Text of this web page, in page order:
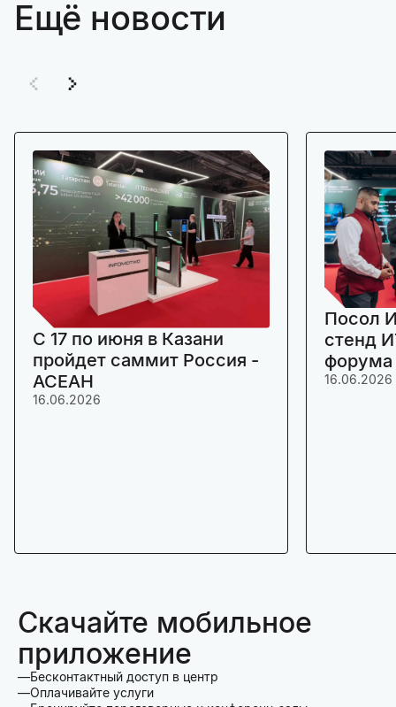
Ещё новости
C 17 по июня в Казани
пройдет саммит Россия -
АСЕАН
16.06.2026
Посол
стенд
16.06.2026
Скачайте мобильное
приложение
Бесконтактный доступ в центр
Оплачивайте услуги